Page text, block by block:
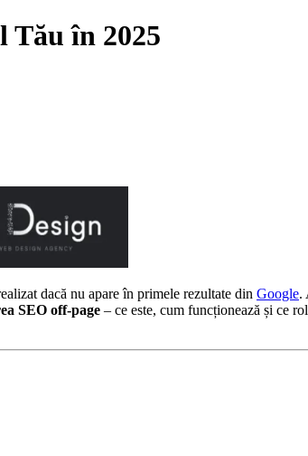
Tău în 2025
dacă nu apare în primele rezultate din Google.
SEO off-page – ce este, cum funcționează și ce